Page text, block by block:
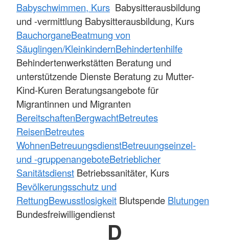
Babyschwimmen, Kurs Babysitterausbildung
und -vermittlung Babysitterausbildung, Kurs
BauchorganeBeatmung von
Säuglingen/KleinkindernBehindertenhilfe
Behindertenwerkstätten Beratung und
unterstützende Dienste Beratung zu Mutter-
Kind-Kuren Beratungsangebote für
Migrantinnen und Migranten
BereitschaftenBergwachtBetreutes
ReisenBetreutes
WohnenBetreuungsdienstBetreuungseinzel-
und -gruppenangeboteBetrieblicher
Sanitätsdienst Betriebssanitäter, Kurs
Bevölkerungsschutz und
RettungBewusstlosigkeit Blutspende Blutungen
Bundesfreiwilligendienst
D